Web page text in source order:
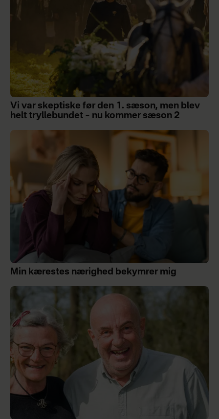
Vi var skeptiske før den 1. sæson, men blev
helt tryllebundet – nu kommer sæson 2
Min kærestes nærighed bekymrer mig